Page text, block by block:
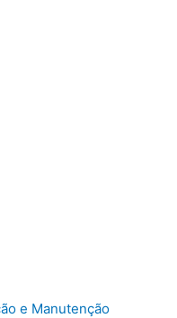
e Manutenção